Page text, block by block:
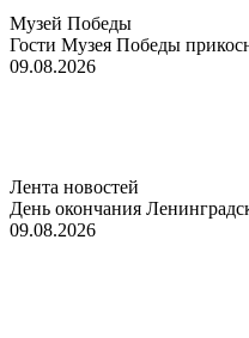
Музей Победы
Гости Музея Победы
09.08.2026
Лента новостей
День окончания
09.08.2026